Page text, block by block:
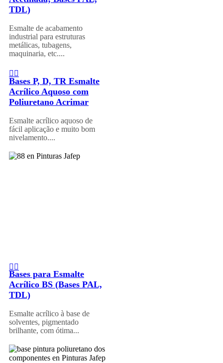
TDL)
Esmalte de acabamento
industrial para estruturas
metálicas, tubagens,
maquinaria, etc....
Bases P, D, TR Esmalte
Acrílico Aquoso com
Poliuretano Acrimar
Esmalte acrílico aquoso de
fácil aplicação e muito bom
nivelamento....
Bases para Esmalte
Acrílico BS (Bases PAL,
TDL)
Esmalte acrílico à base de
solventes, pigmentado
brilhante, com ótima...